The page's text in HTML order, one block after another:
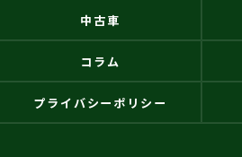
中古車
コラム
プライバシーポリシー